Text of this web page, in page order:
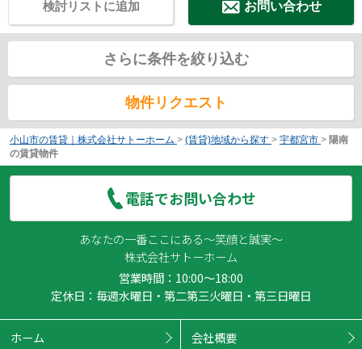
お問い合わせ
検討リストに追加
さらに条件を絞り込む
物件リクエスト
小山市の賃貸｜株式会社サトーホーム > (賃貸)地域から探す > 宇都宮市 > 陽南
の賃貸物件
電話でお問い合わせ
あなたの一番ここにある～笑顔と誠実～
株式会社サトーホーム
営業時間：10:00～18:00
定休日：毎週水曜日・第二第三火曜日・第三日曜日
ホーム 会社概要